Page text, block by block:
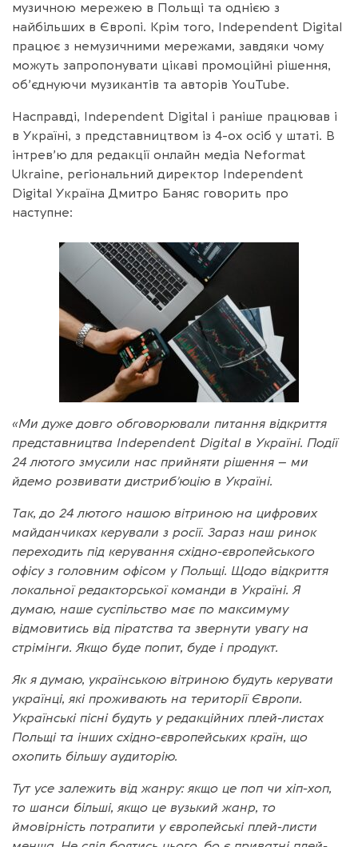
музичною мережею в Польщі та однією з
найбільших в Європі. Крім того, Independent Digital
працює з немузичними мережами, завдяки чому
можуть запропонувати цікаві промоційні рішення,
об’єднуючи музикантів та авторів YouTube.
Насправді, Independent Digital і раніше працював і
в Україні, з представництвом із 4-ох осіб у штаті. В
інтрев’ю для редакції онлайн медіа Neformat
Ukraine, регіональний директор Independent
Digital Україна Дмитро Баняс говорить про
наступне:
«Ми дуже довго обговорювали питання відкриття
представництва Independent Digital в Україні. Події
24 лютого змусили нас прийняти рішення – ми
йдемо розвивати дистриб’юцію в Україні.
Так, до 24 лютого нашою вітриною на цифрових
майданчиках керували з росії. Зараз наш ринок
переходить під керування східно-європейського
офісу з головним офісом у Польщі. Щодо відкриття
локальної редакторської команди в Україні. Я
думаю, наше суспільство має по максимуму
відмовитись від піратства та звернути увагу на
стрімінги. Якщо буде попит, буде і продукт.
Як я думаю, українською вітриною будуть керувати
українці, які проживають на території Європи.
Українські пісні будуть у редакційних плей-листах
Польщі та інших східно-європейських країн, що
охопить більшу аудиторію.
Тут усе залежить від жанру: якщо це поп чи хіп-хоп,
то шанси більші, якщо це вузький жанр, то
ймовірність потрапити у європейські плей-листи